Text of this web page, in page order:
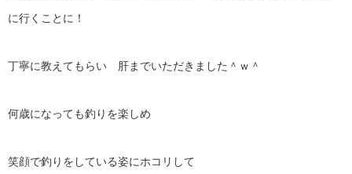
に行くことに！
丁寧に教えてもらい 肝までいただきました＾ｗ＾
何歳になっても釣りを楽しめ
笑顔で釣りをしている姿にホコリして